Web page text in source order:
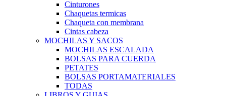
Cinturones
Chaquetas termicas
Chaqueta con membrana
Cintas cabeza
MOCHILAS Y SACOS
MOCHILAS ESCALADA
BOLSAS PARA CUERDA
PETATES
BOLSAS PORTAMATERIALES
TODAS